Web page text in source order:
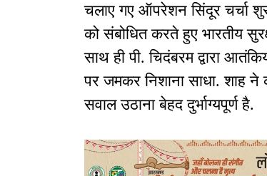
चलाए गए ऑपरेशन सिंदूर चर्चा
को संबोधित करते हुए भारतीय
साथ ही पी. चिदंबरम द्वारा
पर जमकर निशाना साधा. शाह
सवाल उठाना बेहद दुर्भाग्यपूर्ण है.